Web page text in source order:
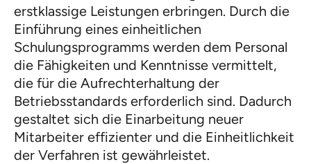
erstklassige Leistungen erbringen. Durch die
Einführung eines einheitlichen
Schulungsprogramms werden dem Personal
die Fähigkeiten und Kenntnisse vermittelt,
die für die Aufrechterhaltung der
Betriebsstandards erforderlich sind. Dadurch
gestaltet sich die Einarbeitung neuer
Mitarbeiter effizienter und die Einheitlichkeit
der Verfahren ist gewährleistet.